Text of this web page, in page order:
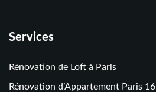
Services
Rénovation de Loft à Paris
Rénovation d’Appartement Paris 16